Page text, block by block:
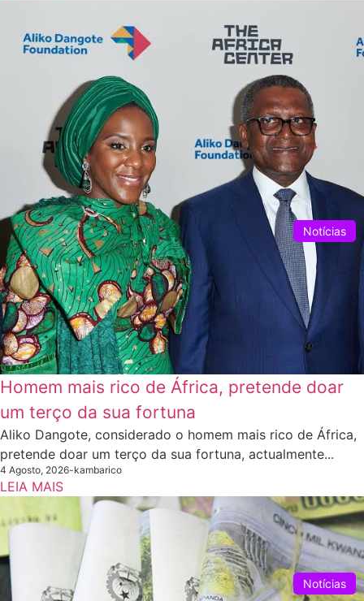
Notícias
Homem mais rico de África, pretende doar
um terço da sua fortuna
Aliko Dangote, considerado o homem mais rico de África,
pretende doar um terço da sua fortuna, actualmente...
4 Agosto, 2026-kambarico
LEIA MAIS
Notícias